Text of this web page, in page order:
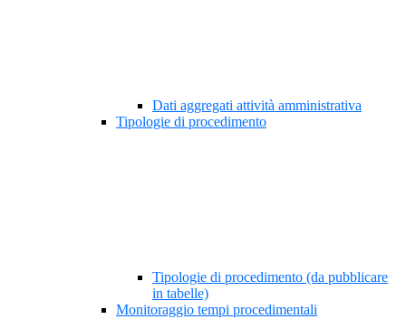
Dati aggregati attività amministrativa
Tipologie di procedimento
Tipologie di procedimento (da pubblicare
in tabelle)
Monitoraggio tempi procedimentali